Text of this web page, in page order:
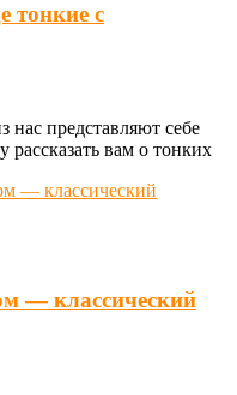
тонкие с
нас представляют себе
рассказать вам о тонких
— классический